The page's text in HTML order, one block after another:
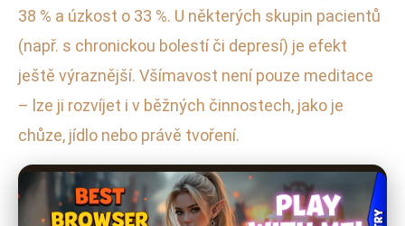
38 % a úzkost o 33 %. U některých skupin pacientů
(např. s chronickou bolestí či depresí) je efekt
ještě výraznější. Všímavost není pouze meditace
– lze ji rozvíjet i v běžných činnostech, jako je
chůze, jídlo nebo právě tvoření.